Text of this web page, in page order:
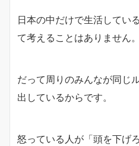
日本の中だけで生活してい
て考えることはありません。
だって周りのみんなが同じ
出しているからです。
怒っている人が「頭を下げ